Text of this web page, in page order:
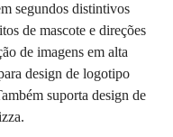
segundos distintivos
de mascote e direções
de imagens em alta
design de logotipo
suporta design de